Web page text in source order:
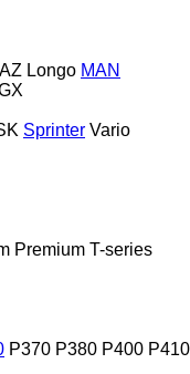
Longo MAN
Sprinter Vario
Premium T-series
P370 P380 P400 P410